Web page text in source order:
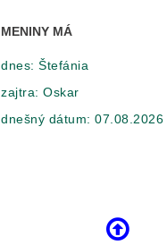
MENINY MÁ
dnes: Štefánia
zajtra: Oskar
dnešný dátum: 07.08.2026